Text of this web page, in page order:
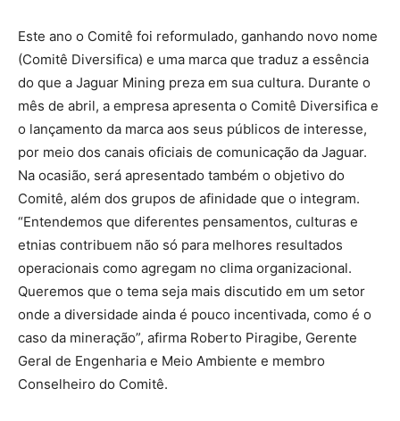
Este ano o Comitê foi reformulado, ganhando novo nome
(Comitê Diversifica) e uma marca que traduz a essência
do que a Jaguar Mining preza em sua cultura. Durante o
mês de abril, a empresa apresenta o Comitê Diversifica e
o lançamento da marca aos seus públicos de interesse,
por meio dos canais oficiais de comunicação da Jaguar.
Na ocasião, será apresentado também o objetivo do
Comitê, além dos grupos de afinidade que o integram.
“Entendemos que diferentes pensamentos, culturas e
etnias contribuem não só para melhores resultados
operacionais como agregam no clima organizacional.
Queremos que o tema seja mais discutido em um setor
onde a diversidade ainda é pouco incentivada, como é o
caso da mineração”, afirma Roberto Piragibe, Gerente
Geral de Engenharia e Meio Ambiente e membro
Conselheiro do Comitê.